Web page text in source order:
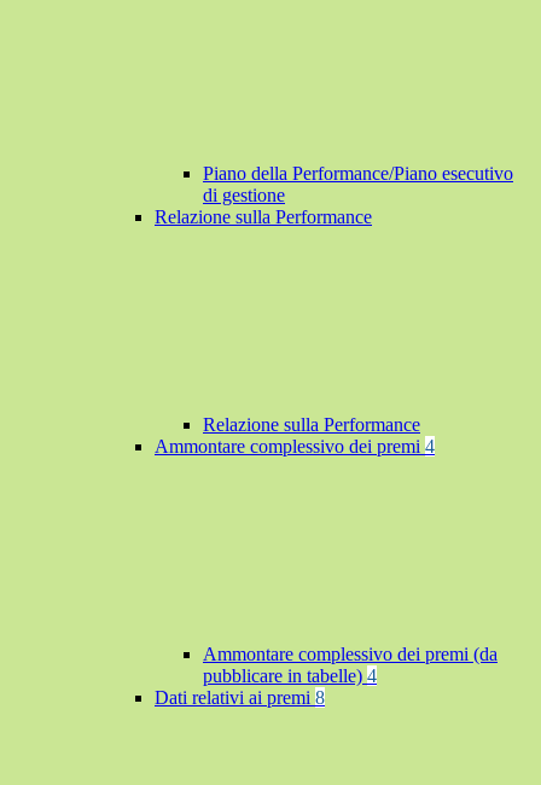
Piano della Performance/Piano esecutivo
di gestione
Relazione sulla Performance
Relazione sulla Performance
Ammontare complessivo dei premi 4
Ammontare complessivo dei premi (da
pubblicare in tabelle) 4
Dati relativi ai premi 8